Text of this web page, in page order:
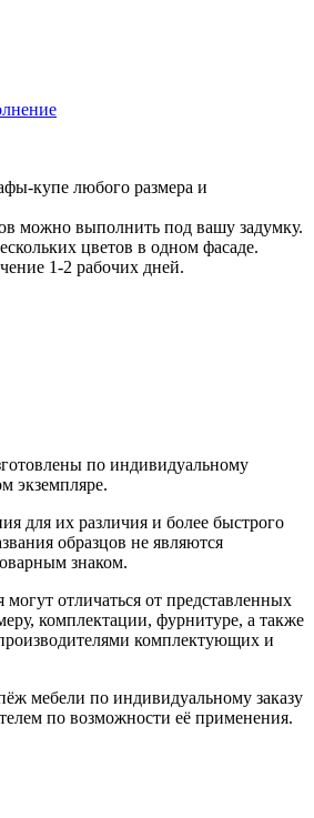
купе любого размера и
можно выполнить под вашу задумку.
цветов в одном фасаде.
1-2 рабочих дней.
по индивидуальному
экземпляре.
для их различия и более быстрого
образцов не являются
знаком.
отличаться от представленных
комплектации, фурнитуре, а также
комплектующих и
мебели по индивидуальному заказу
по возможности её применения.